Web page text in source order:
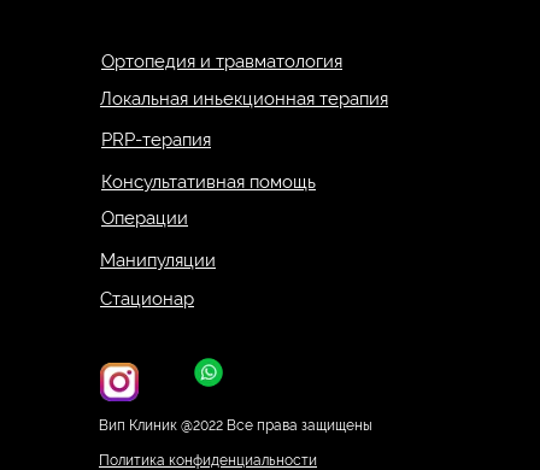
Вип Клиник @2022 Все права защищены
Политика конфиденциальности
Ортопедия и травматология
Локальная иньекционная терапия
PRP-терапия
Консультативная помощь
Операции
Манипуляции
Стационар